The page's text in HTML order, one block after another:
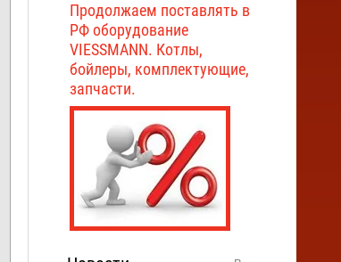
Производитель:
Спецпредложение:
Продолжаем поставлять в
РФ оборудование
VIESSMANN. Котлы,
бойлеры, комплектующие,
запчасти.